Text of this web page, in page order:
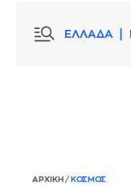
ΕΛΛΑΔΑ
ΑΡΧΙΚΗ / ΚΟΣΜΟΣ